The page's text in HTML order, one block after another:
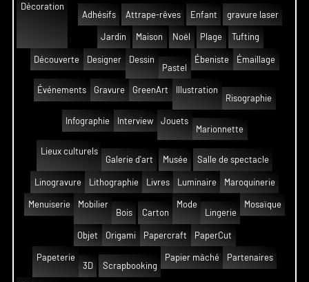
Décoration
Adhésifs
Attrape-rêves Enfant gravure laser
Jardin Maison Noël Plage Tufting
Découverte Designer
Dessin
Pastel
Ébeniste Émaillage
Événements Gravure GreenArt
Illustration
Risographie
Infographie Interview
Jouets
Marionnette
Lieux culturels
Galerie d'art
Musée Salle de spectacle
Linogravure Lithographie Livres Luminaire Maroquinerie
Menuiserie
Mobilier
Bois
Carton
Mode
Lingerie
Mosaïque
Objet Origami Papercraft PaperCut
Papeterie
3D
Scrapbooking
Papier mâché Partenaires